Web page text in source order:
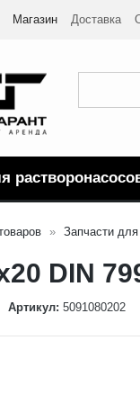
Магазин Доставка
Запчасти
DIN
Артикул: 5091080202